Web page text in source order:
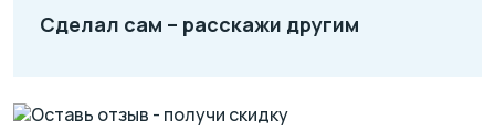
Сделал сам – расскажи другим